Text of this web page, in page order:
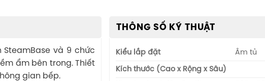
và 9 chức
ẩm bên trong. Thiết
gian bếp.
THÔNG SỐ KỸ THUẬT
Kiểu lắp đặt Âm tủ
Kích thước (Cao x Rộng x Sâu)